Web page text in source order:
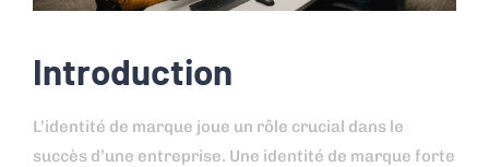
Introduction
L’identité de marque joue un rôle crucial dans le
succès d’une entreprise. Une identité de marque forte